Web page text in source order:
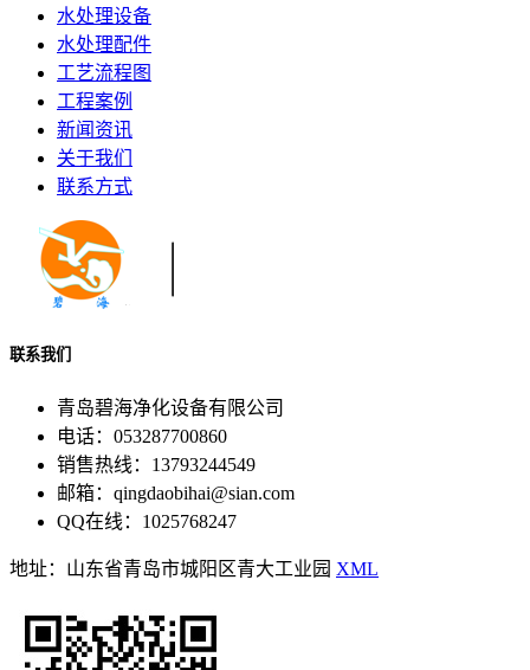
水处理设备
水处理配件
工艺流程图
工程案例
新闻资讯
关于我们
联系方式
联系我们
青岛碧海净化设备有限公司
电话：053287700860
销售热线：13793244549
邮箱：qingdaobihai@sian.com
QQ在线：1025768247
地址：山东省青岛市城阳区青大工业园 XML